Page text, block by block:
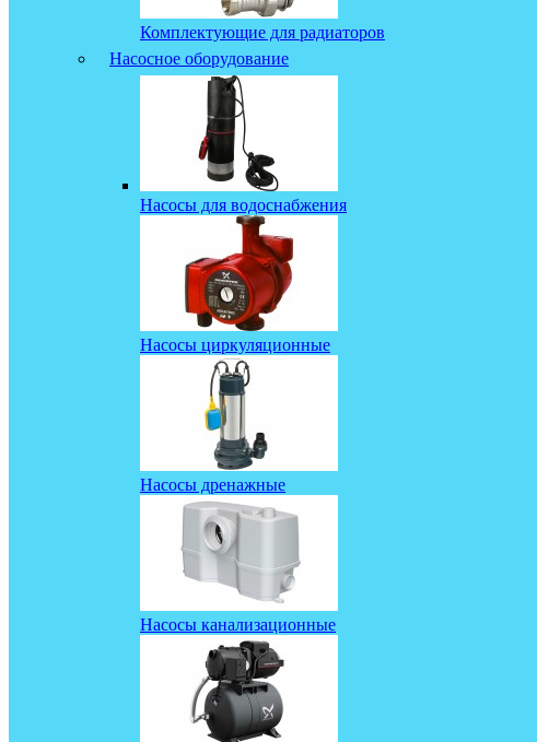
Комплектующие для радиаторов
Насосное оборудование
Насосы для водоснабжения
Насосы циркуляционные
Насосы дренажные
Насосы канализационные